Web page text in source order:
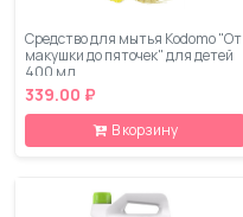
Средство для мытья Kodomo "От
макушки до пяточек" для детей
400 мл
339.00 ₽
В корзину